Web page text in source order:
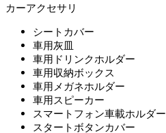
カーアクセサリ
シートカバー
車用灰皿
車用ドリンクホルダー
車用収納ボックス
車用メガネホルダー
車用スピーカー
スマートフォン車載ホルダー
スタートボタンカバー